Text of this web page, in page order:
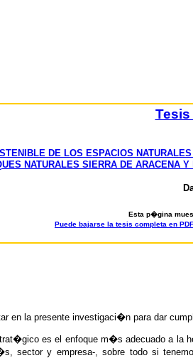
DE LOS ESPACIOS
NATURALES SIERRA DE ARACENA
Esta p�gina
Puede bajarse la tesis completa en
en la presente investigaci�n para dar
es el enfoque m�s adecuado a la
sector y empresa-, sobre todo si